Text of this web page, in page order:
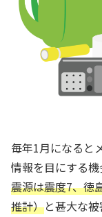
毎年1月になると
情報を目にする機
震源は震度7、徳
推計）と甚大な